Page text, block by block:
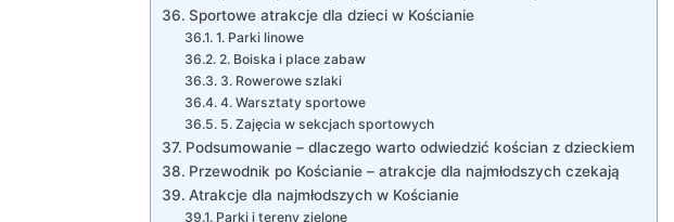
Sportowe atrakcje dla dzieci w Kościanie
1. Parki linowe
2. Boiska i place zabaw
3. Rowerowe szlaki
4. Warsztaty sportowe
5. Zajęcia w sekcjach sportowych
Podsumowanie – dlaczego warto odwiedzić kościan z dzieckiem
Przewodnik po Kościanie – atrakcje dla najmłodszych czekają
Atrakcje dla najmłodszych w Kościanie
Parki i tereny zielone